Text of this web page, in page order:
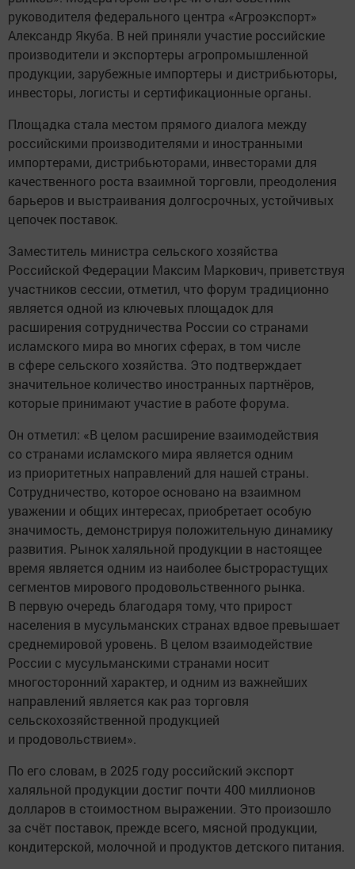
руководителя федерального центра «Агроэкспорт»
Александр Якуба. В ней приняли участие российские
производители и экспортеры агропромышленной
продукции, зарубежные импортеры и дистрибьюторы,
инвесторы, логисты и сертификационные органы.
Площадка стала местом прямого диалога между
российскими производителями и иностранными
импортерами, дистрибьюторами, инвесторами для
качественного роста взаимной торговли, преодоления
барьеров и выстраивания долгосрочных, устойчивых
цепочек поставок.
Заместитель министра сельского хозяйства
Российской Федерации Максим Маркович, приветствуя
участников сессии, отметил, что форум традиционно
является одной из ключевых площадок для
расширения сотрудничества России со странами
исламского мира во многих сферах, в том числе
в сфере сельского хозяйства. Это подтверждает
значительное количество иностранных партнёров,
которые принимают участие в работе форума.
Он отметил: «В целом расширение взаимодействия
со странами исламского мира является одним
из приоритетных направлений для нашей страны.
Сотрудничество, которое основано на взаимном
уважении и общих интересах, приобретает особую
значимость, демонстрируя положительную динамику
развития. Рынок халяльной продукции в настоящее
время является одним из наиболее быстрорастущих
сегментов мирового продовольственного рынка.
В первую очередь благодаря тому, что прирост
населения в мусульманских странах вдвое превышает
среднемировой уровень. В целом взаимодействие
России с мусульманскими странами носит
многосторонний характер, и одним из важнейших
направлений является как раз торговля
сельскохозяйственной продукцией
и продовольствием».
По его словам, в 2025 году российский экспорт
халяльной продукции достиг почти 400 миллионов
долларов в стоимостном выражении. Это произошло
за счёт поставок, прежде всего, мясной продукции,
кондитерской, молочной и продуктов детского питания.